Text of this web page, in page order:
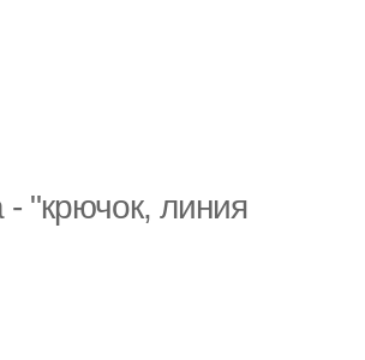
"крючок, линия